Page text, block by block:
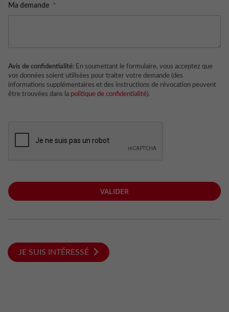
Ma demande
Avis de confidentialité:
vos données soient utilisées pour traiter votre demande (des
informations supplémentaires et des instructions de révocation peuvent
être trouvées dans la politique de confidentialité).
VALIDER
JE SUIS INTÉRESSÉ